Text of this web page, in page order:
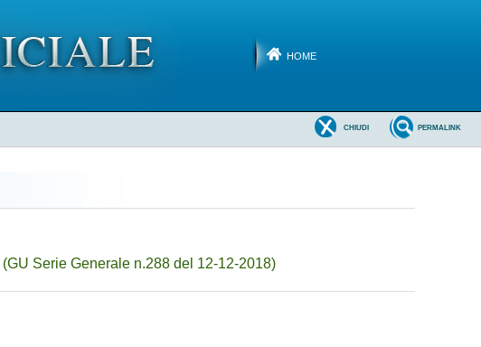
HOME
PERMALINK
CHIUDI
(GU Serie Generale n.288 del 12-12-2018)